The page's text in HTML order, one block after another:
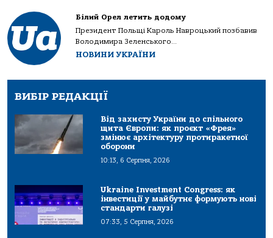
Білий Орел летить додому
Президент Польщі Кароль Навроцький позбавив
Володимира Зеленського...
НОВИНИ УКРАЇНИ
ВИБІР РЕДАКЦІЇ
Від захисту України до спільного
щита Європи: як проєкт «Фрея»
змінює архітектуру протиракетної
оборони
10:13, 6 Серпня, 2026
Ukraine Investment Congress: як
інвестиції у майбутнє формують нові
стандарти галузі
07:33, 5 Серпня, 2026